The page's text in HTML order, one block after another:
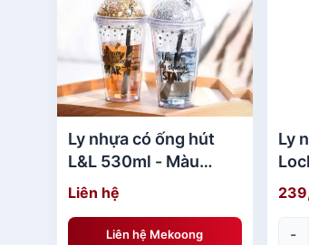
Ly nhựa có ống hút
L&L 530ml - Màu
Silver/Gold -
HAP506SLV/GOD
Liên hệ
Liên hệ Mekoong
Ly
hút
-